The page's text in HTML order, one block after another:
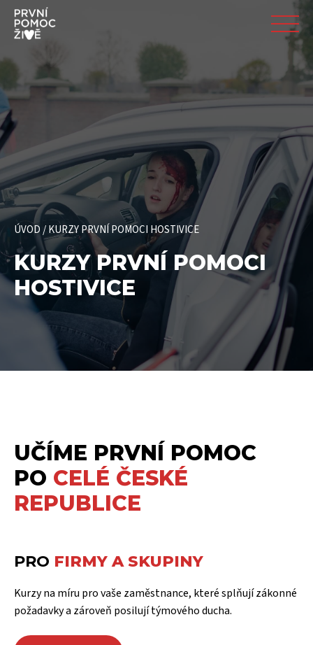
ÚVOD/KURZY PRVNÍ POMOCI HOSTIVICE
KURZY PRVNÍ POMOCI
HOSTIVICE
UČÍME PRVNÍ POMOC
PO CELÉ ČESKÉ
REPUBLICE
PRO FIRMY A SKUPINY
Kurzy na míru pro vaše zaměstnance, které splňují zákonné
požadavky a zároveň posilují týmového ducha.